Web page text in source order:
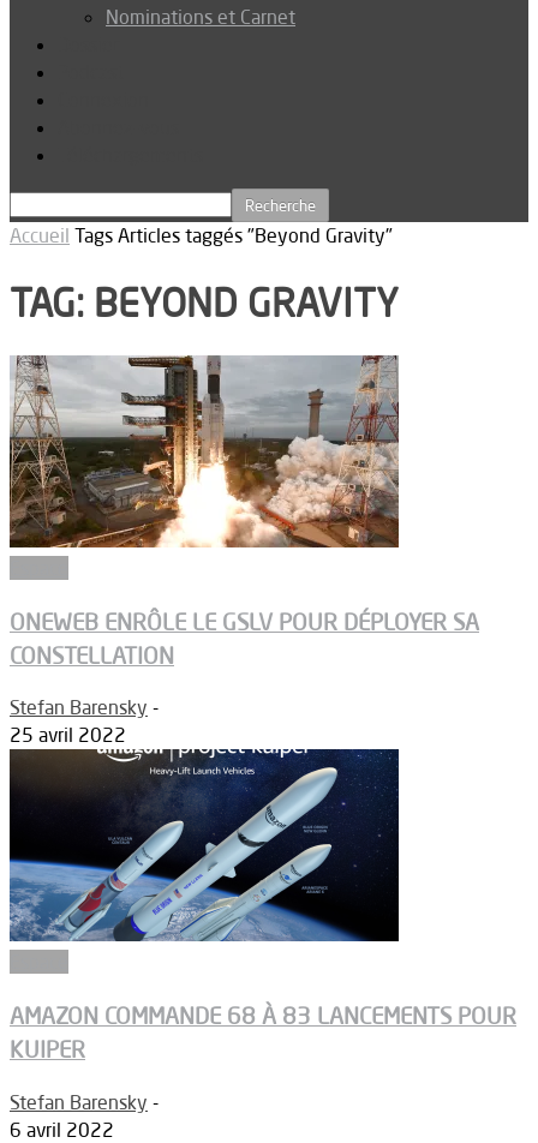
Nominations et Carnet
Accueil Tags Articles taggés "Beyond Gravity"
TAG: BEYOND GRAVITY
ONEWEB ENRÔLE LE GSLV POUR DÉPLOYER SA
CONSTELLATION
Stefan Barensky -
25 avril 2022
AMAZON COMMANDE 68 À 83 LANCEMENTS POUR
KUIPER
Stefan Barensky -
6 avril 2022